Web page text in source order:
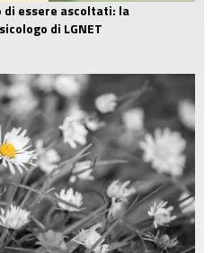
di essere ascoltati: la
di LGNET